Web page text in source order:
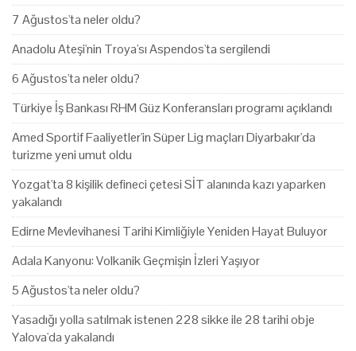
7 Ağustos'ta neler oldu?
Anadolu Ateşi'nin Troya'sı Aspendos'ta sergilendi
6 Ağustos'ta neler oldu?
Türkiye İş Bankası RHM Güz Konferansları programı açıklandı
Amed Sportif Faaliyetler'in Süper Lig maçları Diyarbakır'da
turizme yeni umut oldu
Yozgat'ta 8 kişilik defineci çetesi SİT alanında kazı yaparken
yakalandı
Edirne Mevlevihanesi Tarihi Kimliğiyle Yeniden Hayat Buluyor
Adala Kanyonu: Volkanik Geçmişin İzleri Yaşıyor
5 Ağustos'ta neler oldu?
Yasadığı yolla satılmak istenen 228 sikke ile 28 tarihi obje
Yalova'da yakalandı